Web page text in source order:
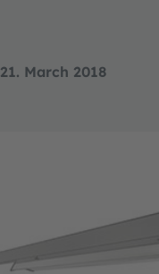
21. March 2018